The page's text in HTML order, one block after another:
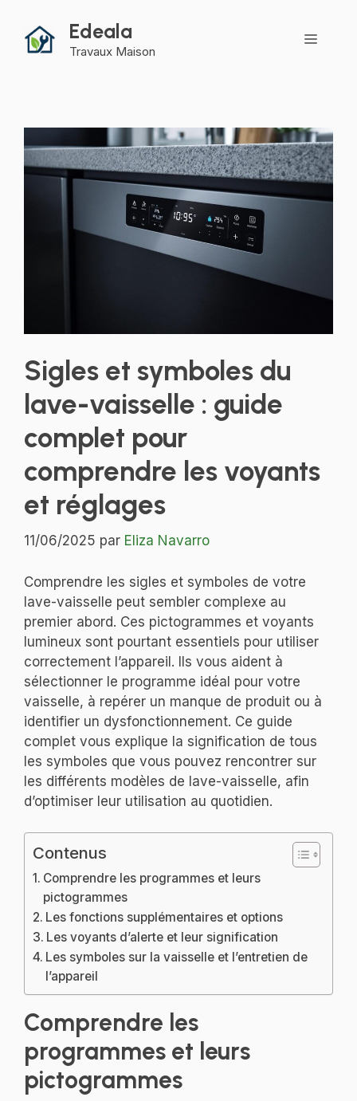
contenu
Edeala
Travaux Maison
Menu
Sigles et symboles du
lave-vaisselle : guide
complet pour
comprendre les voyants
et réglages
11/06/2025 par Eliza Navarro
Comprendre les sigles et symboles de votre
lave-vaisselle peut sembler complexe au
premier abord. Ces pictogrammes et voyants
lumineux sont pourtant essentiels pour utiliser
correctement l’appareil. Ils vous aident à
sélectionner le programme idéal pour votre
vaisselle, à repérer un manque de produit ou à
identifier un dysfonctionnement. Ce guide
complet vous explique la signification de tous
les symboles que vous pouvez rencontrer sur
les différents modèles de lave-vaisselle, afin
d’optimiser leur utilisation au quotidien.
Contenus
Comprendre les programmes et leurs
pictogrammes
Les fonctions supplémentaires et options
Les voyants d’alerte et leur signification
Les symboles sur la vaisselle et l’entretien de
l’appareil
Comprendre les
programmes et leurs
pictogrammes